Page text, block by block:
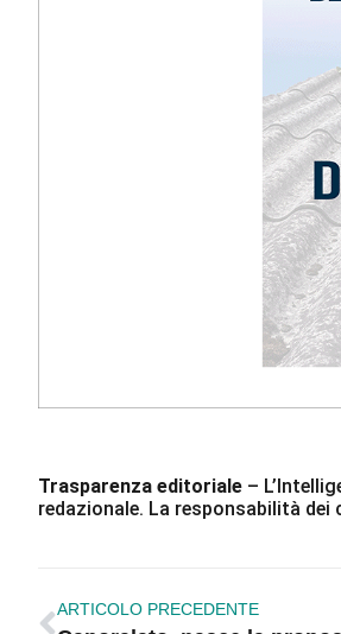
Trasparenza editoriale –
redazionale. La responsabilità dei
ARTICOLO PRECEDENTE